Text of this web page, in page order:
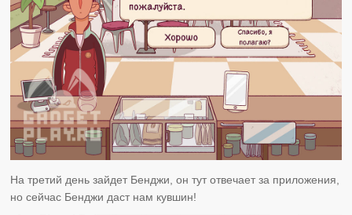
На третий день зайдет Бенджи, он тут отвечает за приложения,
но сейчас Бенджи даст нам кувшин!